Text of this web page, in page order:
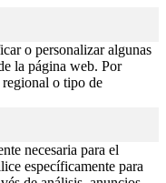
o personalizar algunas
la página web. Por
o tipo de
necesaria para el
específicamente para